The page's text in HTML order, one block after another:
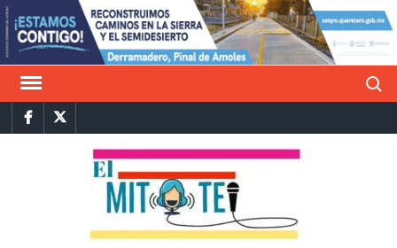
Saltar
al
contenido
FacebookTwitter